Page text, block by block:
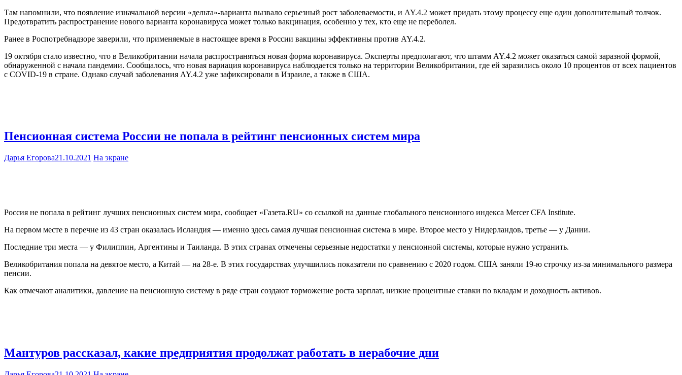
Там напомнили, что появление изначальной версии «дельта»-варианта вызвало серьезный рост заболеваемости, и AY.4.2 может придать этому процессу еще один дополнительный толчок.
Предотвратить распространение нового варианта коронавируса может только вакцинация, особенно у тех, кто еще не переболел.
Ранее в Роспотребнадзоре заверили, что применяемые в настоящее время в России вакцины эффективны против AY.4.2.
19 октября стало известно, что в Великобритании начала распространяться новая форма коронавируса. Эксперты предполагают, что штамм AY.4.2 может оказаться самой заразной формой,
обнаруженной с начала пандемии. Сообщалось, что новая вариация коронавируса наблюдается только на территории Великобритании, где ей заразились около 10 процентов от всех пациентов
с COVID-19 в стране. Однако случай заболевания AY.4.2 уже зафиксировали в Израиле, а также в США.
Пенсионная система России не попала в рейтинг пенсионных систем мира
Дарья Егорова21.10.2021 На экране
Россия не попала в рейтинг лучших пенсионных систем мира, сообщает «Газета.RU» со ссылкой на данные глобального пенсионного индекса Mercer CFA Institute.
На первом месте в перечне из 43 стран оказалась Исландия — именно здесь самая лучшая пенсионная система в мире. Второе место у Нидерландов, третье — у Дании.
Последние три места — у Филиппин, Аргентины и Таиланда. В этих странах отмечены серьезные недостатки у пенсионной системы, которые нужно устранить.
Великобритания попала на девятое место, а Китай — на 28-е. В этих государствах улучшились показатели по сравнению с 2020 годом. США заняли 19-ю строчку из-за минимального размера
пенсии.
Как отмечают аналитики, давление на пенсионную систему в ряде стран создают торможение роста зарплат, низкие процентные ставки по вкладам и доходность активов.
Мантуров рассказал, какие предприятия продолжат работать в нерабочие дни